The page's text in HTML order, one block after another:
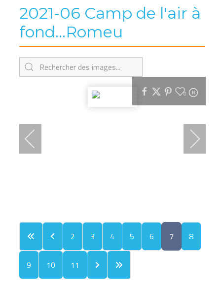
2021-06 Camp de l'air à
fond...Romeu
0
2 3 4 5 6 7
8
9
10 11